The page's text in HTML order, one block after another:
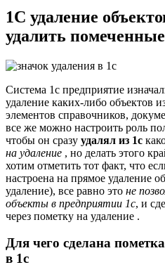
1С удаление
удалить
Система 1с предприятие
удаление каких-либо объектов
элементов справочников,
все же можно настроить роль
чтобы он сразу удалял из 1с
на удаление , но делать этого
хотим отметить тот факт, что
настроена на прямое удаление
удаление), все равно это не
объекты в предприятии 1с, и
через пометку на удаление .
Для чего сделана
в 1с